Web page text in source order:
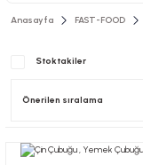
Anasayfa FAST-FOOD
Stoktakiler